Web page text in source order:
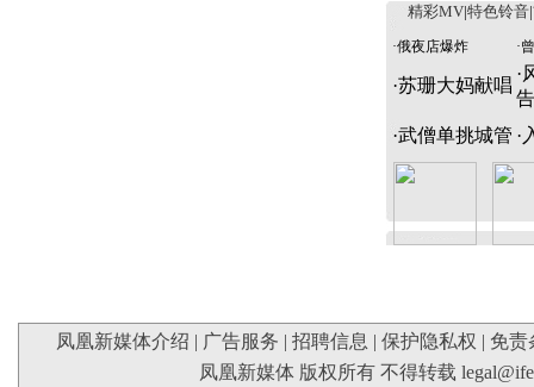
精彩MV 特色铃音
·俄夜店爆炸 ·
·苏珊大妈献唱
·
告
·武僧单挑城管 ·
凤凰新媒体介绍 | 广告服务 | 招聘信息 | 保护隐私权 | 免责
凤凰新媒体 版权所有 不得转载